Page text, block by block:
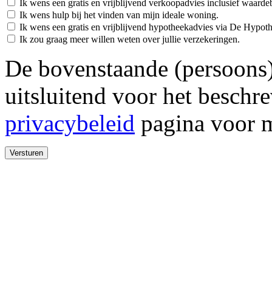
Ik wens een gratis en vrijblijvend verkoopadvies inclusief
Ik wens hulp bij het vinden van mijn ideale woning.
Ik wens een gratis en vrijblijvend hypotheekadvies via De
Ik zou graag meer willen weten over jullie verzekeringen.
De bovenstaande
uitsluitend voor het
privacybeleid pagina voor
Versturen